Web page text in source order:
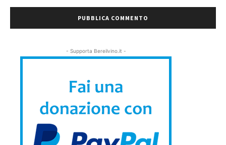
- Supporta Bereilvino.it -